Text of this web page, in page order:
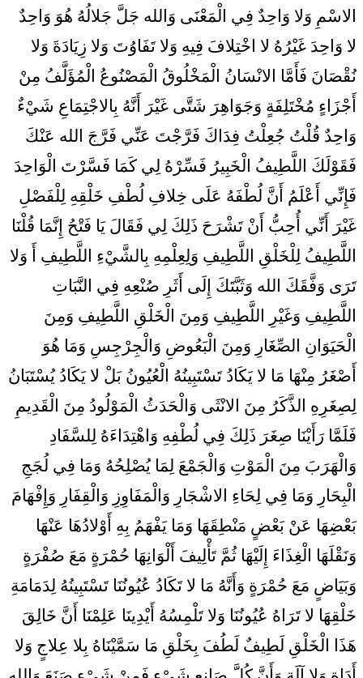
الاسْمِ وَلا وَاحِدٌ فِي الْمَعْنَى وَالله جَلَّ جَلالُهُ هُوَ وَاحِدٌ
لا وَاحِدَ غَيْرُهُ لا اخْتِلافَ فِيهِ وَلا تَفَاوُتَ وَلا زِيَادَةَ وَلا
نُقْصَانَ فَأَمَّا الانْسَانُ الْمَخْلُوقُ الْمَصْنُوعُ الْمُؤَلَّفُ مِنْ
أَجْزَاءٍ مُخْتَلِفَةٍ وَجَوَاهِرَ شَتَّى غَيْرَ أَنَّهُ بِالاجْتِمَاعِ شَيْ‏ءٌ
وَاحِدٌ قُلْتُ جُعِلْتُ فِدَاكَ فَرَّجْتَ عَنِّي فَرَّجَ الله عَنْكَ
فَقَوْلَكَ اللَّطِيفُ الْخَبِيرُ فَسِّرْهُ لِي كَمَا فَسَّرْتَ الْوَاحِدَ
فَإِنِّي أَعْلَمُ أَنَّ لُطْفَهُ عَلَى خِلافِ لُطْفِ خَلْقِهِ لِلْفَصْلِ
غَيْرَ أَنِّي أُحِبُّ أَنْ تَشْرَحَ ذَلِكَ لِي فَقَالَ يَا فَتْحُ إِنَّمَا قُلْنَا
اللَّطِيفُ لِلْخَلْقِ اللَّطِيفِ وَلِعِلْمِهِ بِالشَّيْ‏ءِ اللَّطِيفِ أَ وَلا
تَرَى وَفَّقَكَ الله وَثَبَّتَكَ إِلَى أَثَرِ صُنْعِهِ فِي النَّبَاتِ
اللَّطِيفِ وَغَيْرِ اللَّطِيفِ وَمِنَ الْخَلْقِ اللَّطِيفِ وَمِنَ
الْحَيَوَانِ الصِّغَارِ وَمِنَ الْبَعُوضِ وَالْجِرْجِسِ وَمَا هُوَ
أَصْغَرُ مِنْهَا مَا لا يَكَادُ تَسْتَبِينُهُ الْعُيُونُ بَلْ لا يَكَادُ يُسْتَبَانُ
لِصِغَرِهِ الذَّكَرُ مِنَ الانْثَى وَالْحَدَثُ الْمَوْلُودُ مِنَ الْقَدِيمِ
فَلَمَّا رَأَيْنَا صِغَرَ ذَلِكَ فِي لُطْفِهِ وَاهْتِدَاءَهُ لِلسَّفَادِ
وَالْهَرَبَ مِنَ الْمَوْتِ وَالْجَمْعَ لِمَا يُصْلِحُهُ وَمَا فِي لُجَجِ
الْبِحَارِ وَمَا فِي لِحَاءِ الاشْجَارِ وَالْمَفَاوِزِ وَالْقِفَارِ وَإِفْهَامَ
بَعْضِهَا عَنْ بَعْضٍ مَنْطِقَهَا وَمَا يَفْهَمُ بِهِ أَوْلادُهَا عَنْهَا
وَنَقْلَهَا الْغِذَاءَ إِلَيْهَا ثُمَّ تَأْلِيفَ أَلْوَانِهَا حُمْرَةٍ مَعَ صُفْرَةٍ
وَبَيَاضٍ مَعَ حُمْرَةٍ وَأَنَّهُ مَا لا تَكَادُ عُيُونُنَا تَسْتَبِينُهُ لِدَمَامَةِ
خَلْقِهَا لا تَرَاهُ عُيُونُنَا وَلا تَلْمِسُهُ أَيْدِينَا عَلِمْنَا أَنَّ خَالِقَ
هَذَا الْخَلْقِ لَطِيفٌ لَطُفَ بِخَلْقِ مَا سَمَّيْنَاهُ بِلا عِلاجٍ وَلا